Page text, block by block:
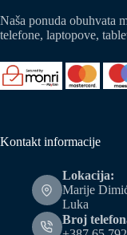
Naša ponuda obuhvata
telefone, laptopove,
Kontakt informacije
Lokacija:
Marije
Luka
Broj